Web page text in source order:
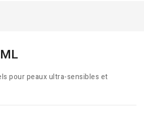
pour peaux ultra-sensibles et